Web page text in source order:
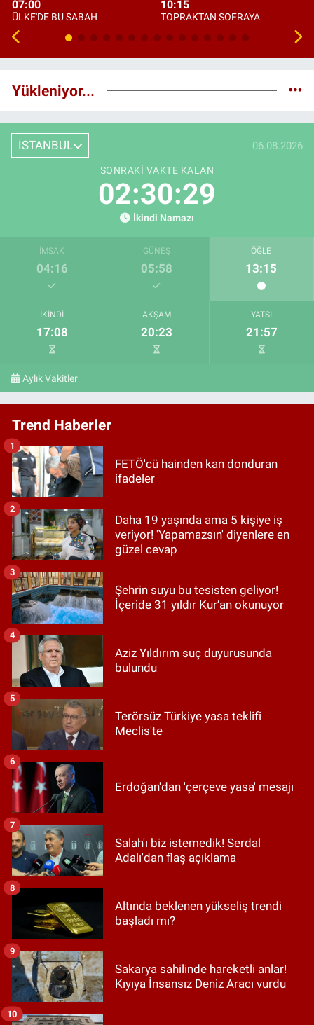
07:00
ÜLKE'DE BU SABAH
10:15
TOPRAKTAN SOFRAYA
Yükleniyor...
İSTANBUL 06.08.2026
SONRAKI VAKTE KALAN
02:30:28
İkindi Namazı
İMSAK
04:16
GÜNEŞ
05:58
ÖĞLE
13:15
İKINDI
17:08
AKŞAM
20:23
YATSI
21:57
Aylık Vakitler
Trend Haberler
FETÖ'cü hainden kan donduran
ifadeler
1
Daha 19 yaşında ama 5 kişiye iş
veriyor! 'Yapamazsın' diyenlere en
güzel cevap
2
Şehrin suyu bu tesisten geliyor!
İçeride 31 yıldır Kur’an okunuyor
3
Aziz Yıldırım suç duyurusunda
bulundu
4
Terörsüz Türkiye yasa teklifi
Meclis'te
5
Erdoğan'dan 'çerçeve yasa' mesajı
6
Salah'ı biz istemedik! Serdal
Adalı'dan flaş açıklama
7
Altında beklenen yükseliş trendi
başladı mı?
8
Sakarya sahilinde hareketli anlar!
Kıyıya İnsansız Deniz Aracı vurdu
9
10